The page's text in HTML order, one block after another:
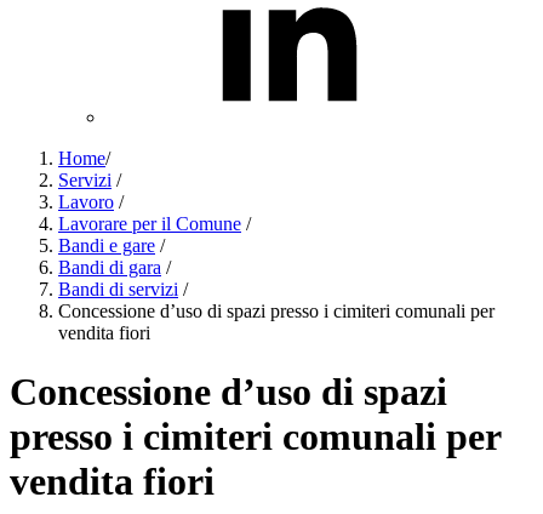
Home/
Servizi /
Lavoro /
Lavorare per il Comune /
Bandi e gare /
Bandi di gara /
Bandi di servizi /
Concessione d’uso di spazi presso i cimiteri comunali per
vendita fiori
Concessione d’uso di spazi
presso i cimiteri comunali per
vendita fiori